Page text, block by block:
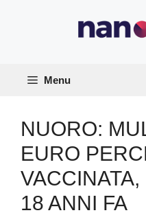
Menu
NUORO:
EURO
18 ANNI FA